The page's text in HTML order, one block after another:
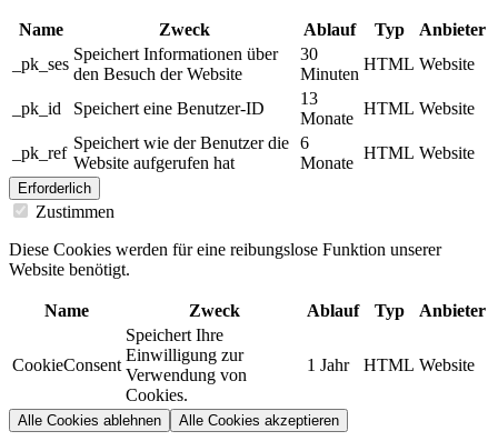
Name Zweck Ablauf Typ
Anbieter
_pk_ses
Speichert Informationen über
den Besuch der Website
30
Minuten
HTML Website
_pk_id Speichert eine Benutzer-ID
13
Monate
HTML Website
_pk_ref
Speichert wie der Benutzer die
Website aufgerufen hat
6
Monate
HTML Website
Erforderlich
Zustimmen
Diese Cookies werden für eine reibungslose Funktion unserer
Website benötigt.
Name Zweck Ablauf Typ Anbieter
CookieConsent
Speichert Ihre
Einwilligung zur
Verwendung von
Cookies.
1 Jahr HTML Website
Alle Cookies ablehnen Alle Cookies akzeptieren